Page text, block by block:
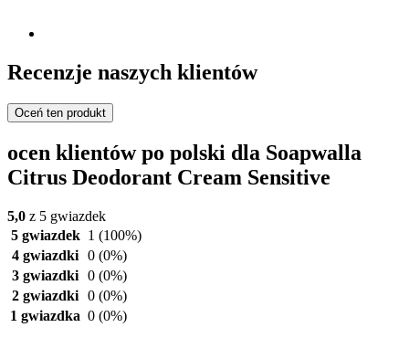
Recenzje naszych klientów
Oceń ten produkt
ocen klientów po polski dla Soapwalla
Citrus Deodorant Cream Sensitive
5,0 z 5 gwiazdek
5 gwiazdek 1 (100%)
4 gwiazdki 0 (0%)
3 gwiazdki 0 (0%)
2 gwiazdki 0 (0%)
1 gwiazdka 0 (0%)